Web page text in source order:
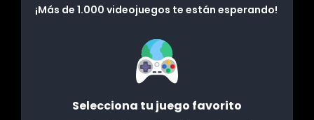
¡Más de 1.000 videojuegos te están esperando!
Selecciona tu juego favorito